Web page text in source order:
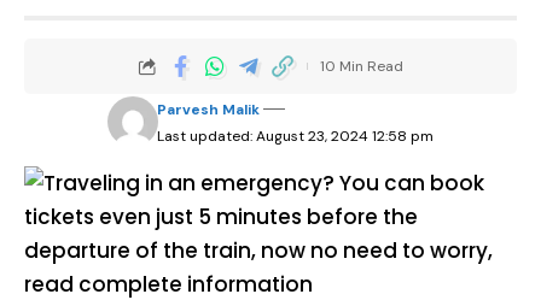
Last updated: August 23, 2024 12:58 pm
Parvesh Malik
10 Min Read